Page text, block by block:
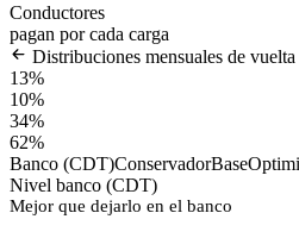
Conductores
pagan por cada carga
Distribuciones mensuales de
13%
10%
34%
62%
Banco (CDT)ConservadorBase
Nivel banco (CDT)
Mejor que dejarlo en el banco